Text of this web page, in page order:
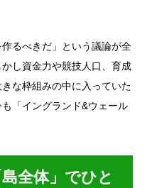
るべきだ」という議論が全
し資金力や競技人口、育成
な枠組みの中に入っていた
「イングランド&ウェール
全体」でひと